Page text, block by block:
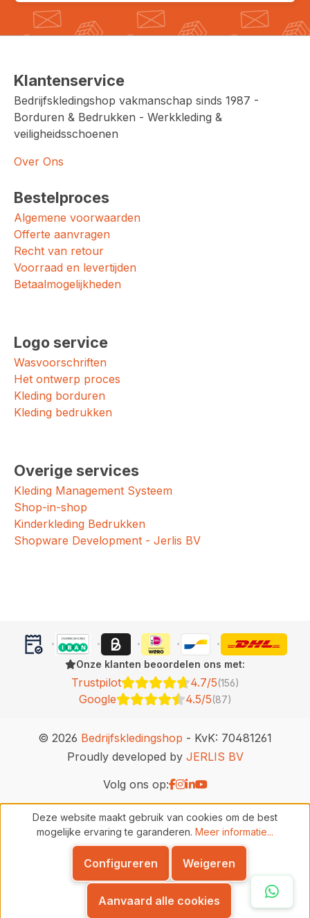
Klantenservice
Bedrijfskledingshop vakmanschap sinds 1987 -
Borduren & Bedrukken - Werkkleding &
veiligheidsschoenen
Over Ons
Bestelproces
Algemene voorwaarden
Offerte aanvragen
Recht van retour
Voorraad en levertijden
Betaalmogelijkheden
Logo service
Wasvoorschriften
Het ontwerp proces
Kleding borduren
Kleding bedrukken
Overige services
Kleding Management Systeem
Shop-in-shop
Kinderkleding Bedrukken
Shopware Development - Jerlis BV
Onze klanten beoordelen ons met:
Trustpilot 4.7/5(156)
Google 4.5/5(87)
© 2026 Bedrijfskledingshop - KvK: 70481261
Proudly developed by JERLIS BV
Volg ons op:
Deze website maakt gebruik van cookies om de best
mogelijke ervaring te garanderen. Meer informatie...
Weigeren
Configureren
Aanvaard alle cookies